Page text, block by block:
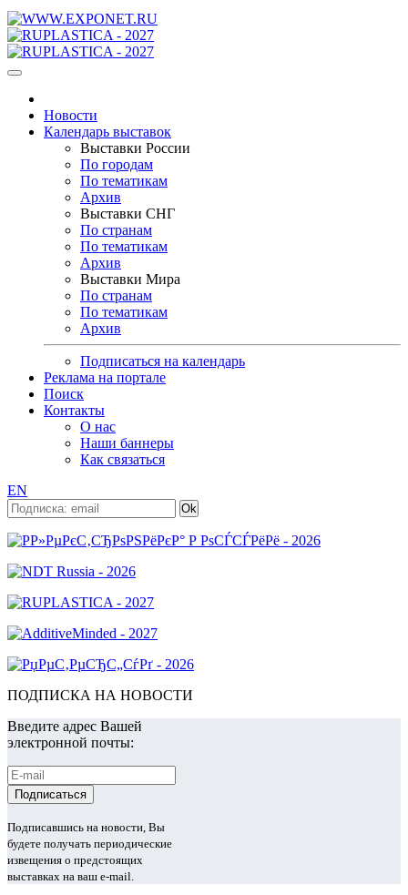
Новости
Календарь выставок
Выставки России
По городам
По тематикам
Архив
Выставки СНГ
По странам
По тематикам
Архив
Выставки Мира
По странам
По тематикам
Архив
Подписаться на календарь
Реклама на портале
Поиск
Контакты
О нас
Наши баннеры
Как связаться
EN
ПОДПИСКА НА НОВОСТИ
Введите адрес Вашей
электронной почты:
Подписавшись на новости, Вы
будете получать периодические
извещения о предстоящих
выставках на ваш e-mail.